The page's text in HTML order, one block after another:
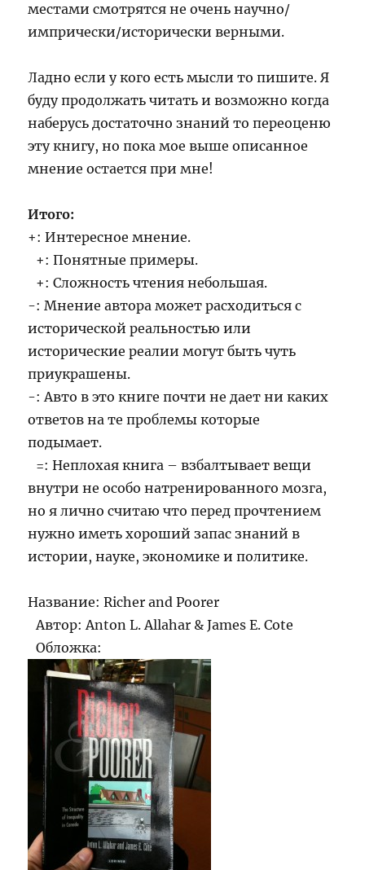
местами смотрятся не очень научно/
импрически/исторически верными.
Ладно если у кого есть мысли то пишите. Я
буду продолжать читать и возможно когда
наберусь достаточно знаний то переоценю
эту книгу, но пока мое выше описанное
мнение остается при мне!
Итого:
+: Интересное мнение.
+: Понятные примеры.
+: Сложность чтения небольшая.
-: Мнение автора может расходиться с
исторической реальностью или
исторические реалии могут быть чуть
приукрашены.
-: Авто в это книге почти не дает ни каких
ответов на те проблемы которые
подымает.
=: Неплохая книга – взбалтывает вещи
внутри не особо натренированного мозга,
но я лично считаю что перед прочтением
нужно иметь хороший запас знаний в
истории, науке, экономике и политике.
Название: Richer and Poorer
Автор: Anton L. Allahar & James E. Cote
Обложка: